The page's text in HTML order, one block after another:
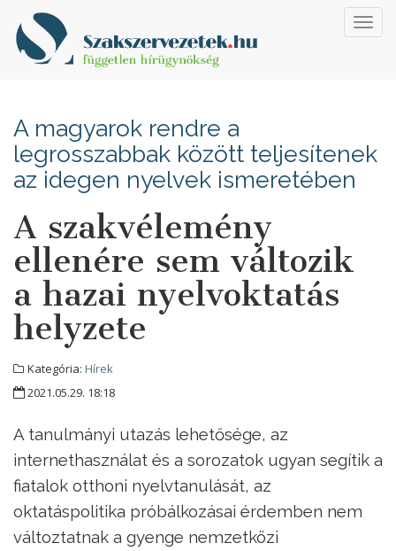
A magyarok rendre a
legrosszabbak között teljesítenek
az idegen nyelvek ismeretében
A szakvélemény
ellenére sem változik
a hazai nyelvoktatás
helyzete
Kategória: Hírek
2021.05.29. 18:18
A tanulmányi utazás lehetősége, az
internethasználat és a sorozatok ugyan segítik a
fiatalok otthoni nyelvtanulását, az
oktatáspolitika próbálkozásai érdemben nem
változtatnak a gyenge nemzetközi